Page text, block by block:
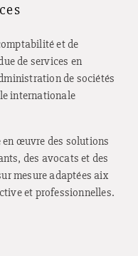
et de
de services en
de sociétés
internationale
œuvre des solutions
des avocats et des
mesure adaptées aix
et professionnelles.